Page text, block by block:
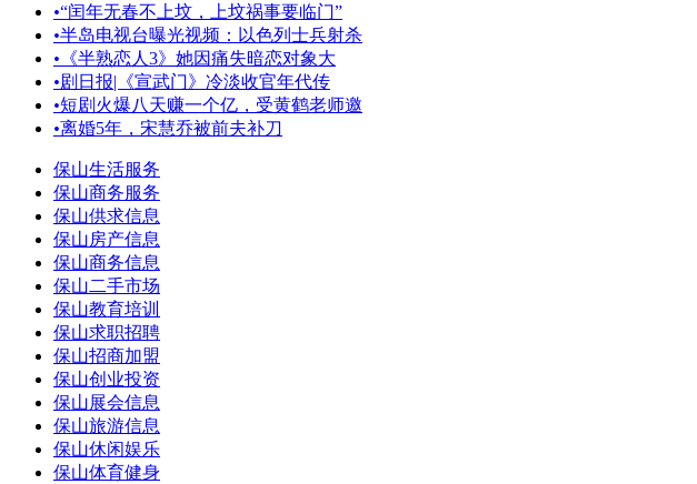
•“闰年无春不上坟，上坟祸事要临门”
•半岛电视台曝光视频：以色列士兵射杀
• 《半熟恋人3》她因痛失暗恋对象大
•剧日报|《宣武门》冷淡收官年代传
•短剧火爆八天赚一个亿，受黄鹤老师邀
•离婚5年，宋慧乔被前夫补刀
保山生活服务
保山商务服务
保山供求信息
保山房产信息
保山商务信息
保山二手市场
保山教育培训
保山求职招聘
保山招商加盟
保山创业投资
保山展会信息
保山旅游信息
保山休闲娱乐
保山体育健身